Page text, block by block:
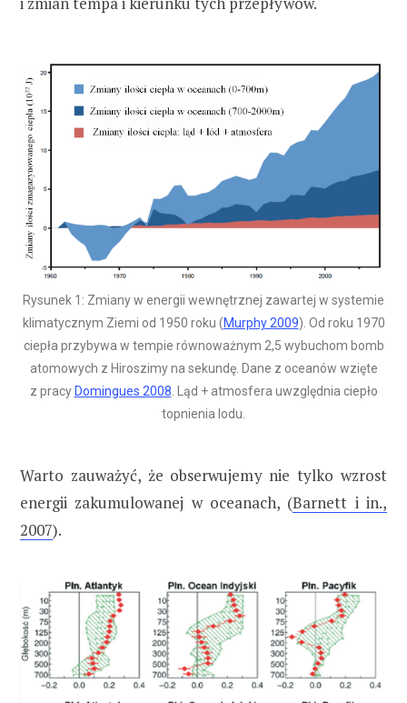
Rysunek 1: Zmiany w energii wewnętrznej zawartej w systemie
klimatycznym Ziemi od 1950 roku (Murphy 2009). Od roku 1970
ciepła przybywa w tempie równoważnym 2,5 wybuchom bomb
atomowych z Hiroszimy na sekundę. Dane z oceanów wzięte
z pracyDomingues 2008 . Ląd + atmosfera uwzględnia ciepło
topnienia lodu.
Warto zauważyć, że obserwujemy nie tylko wzrost
energii zakumulowanej w oceanach, (Barnett i in.,
2007).